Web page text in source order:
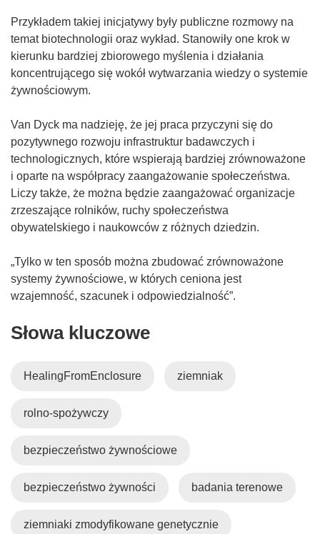
Przykładem takiej inicjatywy były publiczne rozmowy na
temat biotechnologii oraz wykład. Stanowiły one krok w
kierunku bardziej zbiorowego myślenia i działania
koncentrującego się wokół wytwarzania wiedzy o systemie
żywnościowym.
Van Dyck ma nadzieję, że jej praca przyczyni się do
pozytywnego rozwoju infrastruktur badawczych i
technologicznych, które wspierają bardziej zrównoważone
i oparte na współpracy zaangażowanie społeczeństwa.
Liczy także, że można będzie zaangażować organizacje
zrzeszające rolników, ruchy społeczeństwa
obywatelskiego i naukowców z różnych dziedzin.
„Tylko w ten sposób można zbudować zrównoważone
systemy żywnościowe, w których ceniona jest
wzajemność, szacunek i odpowiedzialność”.
Słowa kluczowe
HealingFromEnclosure ziemniak
rolno-spożywczy
bezpieczeństwo żywnościowe
bezpieczeństwo żywności badania terenowe
ziemniaki zmodyfikowane genetycznie